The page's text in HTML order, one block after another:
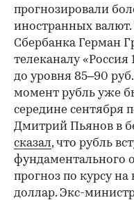
прогнозировали
иностранных валют.
Сбербанка Герман
телеканалу «Россия
до уровня 85–90
момент рубль уже
середине сентября
Дмитрий Пьянов в
сказал, что рубль
фундаментального
прогноз по курсу
доллар. Экс-